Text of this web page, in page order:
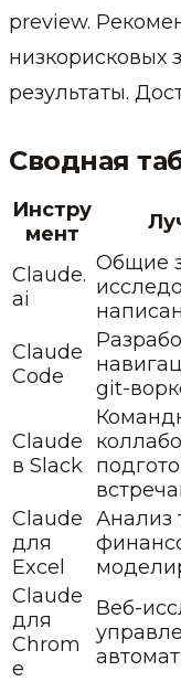
preview.
низкорисковых
результаты.
Сводная
Инстру
мент
Claude.
ai
Общие
Claude
Code
git-
Claude
в Slack
Claude
для
Excel
Анализ
Claude
для
Chrom
e
Веб-